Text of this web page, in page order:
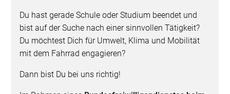
Du hast gerade Schule oder Studium beendet und
bist auf der Suche nach einer sinnvollen Tätigkeit?
Du möchtest Dich für Umwelt, Klima und Mobilität
mit dem Fahrrad engagieren?
Dann bist Du bei uns richtig!